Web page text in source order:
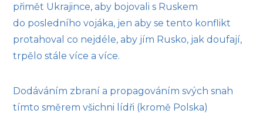
přimět Ukrajince, aby bojovali s Ruskem
do posledního vojáka, jen aby se tento konflikt
protahoval co nejdéle, aby jím Rusko, jak doufají,
trpělo stále více a více.
Dodáváním zbraní a propagováním svých snah
tímto směrem všichni lídři (kromě Polska)